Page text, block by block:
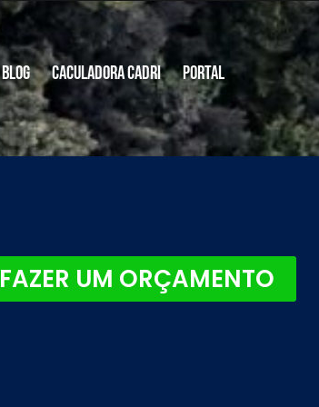
Blog Caculadora CADRI Portal
FAZER UM ORÇAMENTO